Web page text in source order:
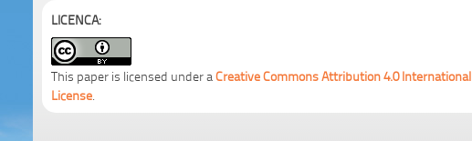
LICENCA:
This paper is licensed under aCreative Commons Attribution 4.0 International
License